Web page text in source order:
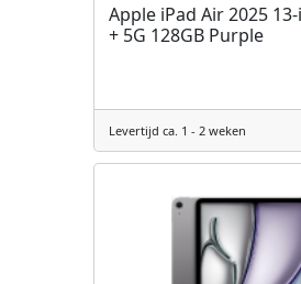
Apple iPad Air 2025
+ 5G 128GB Purple
Levertijd ca. 1 - 2 weken